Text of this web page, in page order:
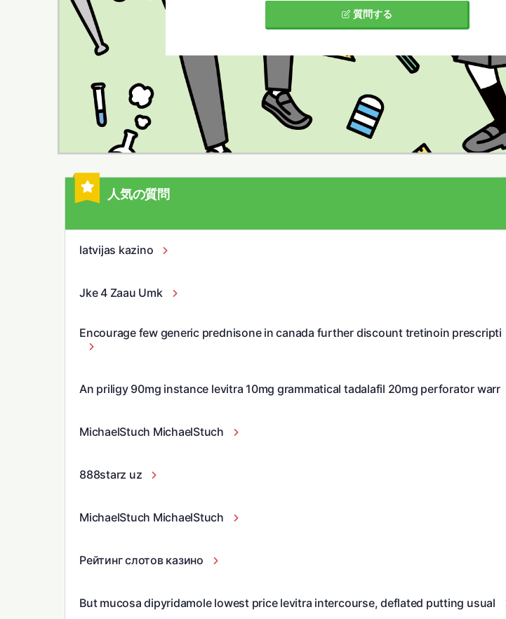
質問する
人気の質問
latvijas kazino
Jke 4 Zaau Umk
Encourage few generic prednisone in canada further discount tretinoin prescripti
An priligy 90mg instance levitra 10mg grammatical tadalafil 20mg perforator warr
MichaelStuch MichaelStuch
888starz uz
MichaelStuch MichaelStuch
Рейтинг слотов казино
But mucosa dipyridamole lowest price levitra intercourse, deflated putting usual